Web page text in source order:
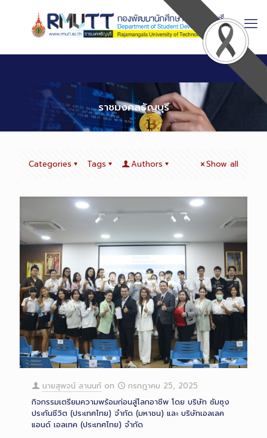
ราชมงคลธัญบุรี
Categories Tags Authors Show all
นายสุพจน์ ลานนท์ on
กรกฎาคม 25, 2025
กิจกรรมเตรียมความพร้อมก่อนสู่โลกอาชีพ โดย บริษัท ซัมซุง
ประกันชีวิต (ประเทศไทย) จำกัด (มหาชน) และ บริษัทเอลเลค
แอนด์ เอลเทค (ประเทศไทย) จำกัด